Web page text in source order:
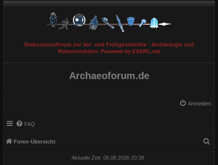
Diskussionsforum zur Vor- und Frühgeschichte - Archäologie und
Rekonstruktion. Powered by EXARC.net
Archaeoforum.de
Anmelden
FAQ
Foren-Übersicht
Aktuelle Zeit: 06.08.2026 20:38